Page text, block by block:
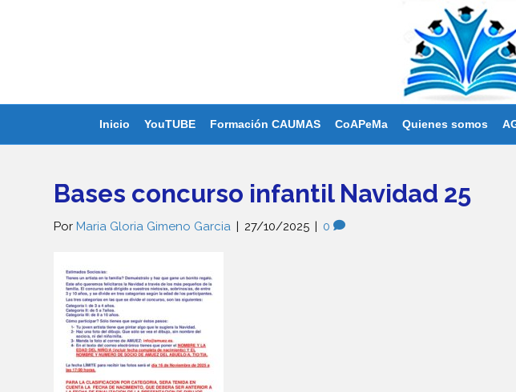
Inicio YouTUBE Formación CAUMAS CoAPeMa Quienes somos
Bases concurso infantil Navidad 25
Por Maria Gloria Gimeno Garcia | 27/10/2025 | 0